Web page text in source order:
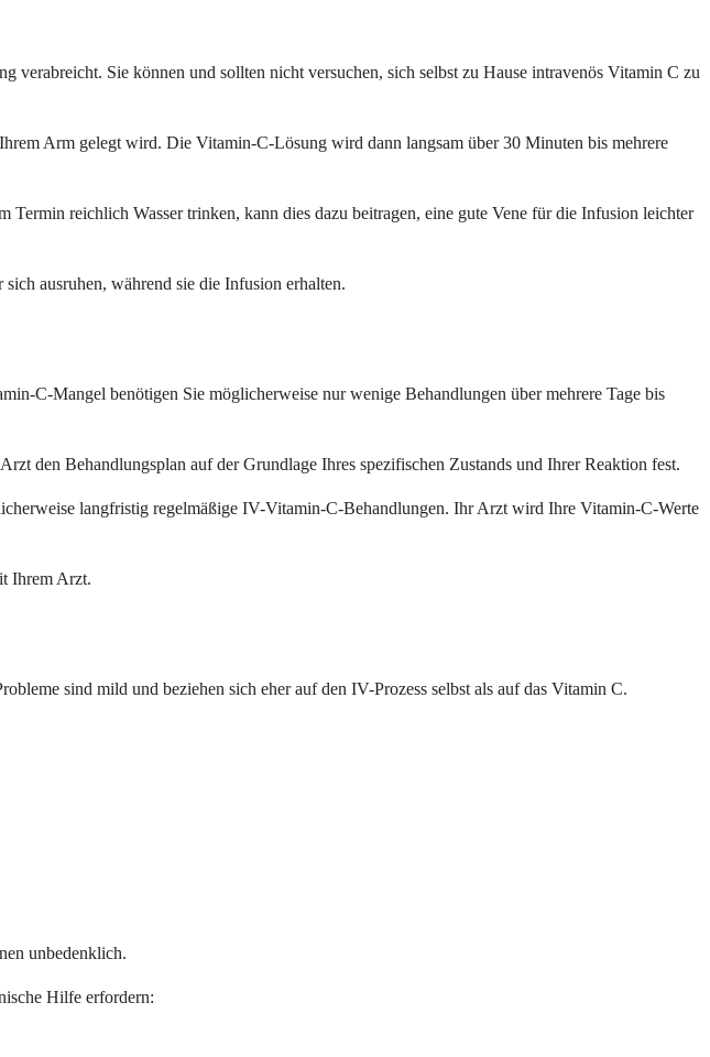
Sie können und sollten nicht versuchen, sich selbst zu Hause intravenös Vitamin C zu
Arm gelegt wird. Die Vitamin-C-Lösung wird dann langsam über 30 Minuten bis mehrere
reichlich Wasser trinken, kann dies dazu beitragen, eine gute Vene für die Infusion leichter
ausruhen, während sie die Infusion erhalten.
C-Mangel benötigen Sie möglicherweise nur wenige Behandlungen über mehrere Tage bis
den Behandlungsplan auf der Grundlage Ihres spezifischen Zustands und Ihrer Reaktion fest.
langfristig regelmäßige IV-Vitamin-C-Behandlungen. Ihr Arzt wird Ihre Vitamin-C-Werte
Ihrem Arzt.
sind mild und beziehen sich eher auf den IV-Prozess selbst als auf das Vitamin C.
unbedenklich.
Hilfe erfordern: